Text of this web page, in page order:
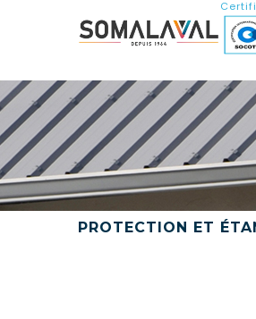
PROTECTION ET